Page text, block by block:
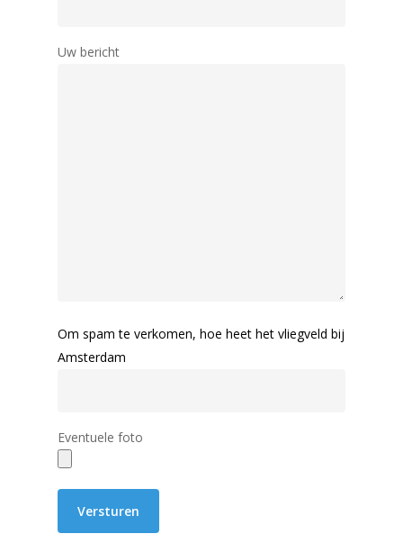
Uw bericht
Om spam te verkomen, hoe heet het vliegveld bij
Amsterdam
Eventuele foto